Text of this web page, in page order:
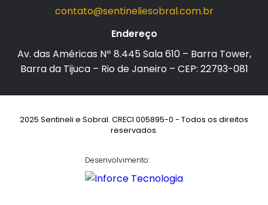
contato@sentineliesobral.com.br
Endereço
Av. das Américas Nº 8.445 Sala 610 – Barra Tower,
Barra da Tijuca – Rio de Janeiro – CEP: 22793-081
2025 Sentineli e Sobral. CRECI 005895-0 - Todos os direitos
reservados.
Desenvolvimento: